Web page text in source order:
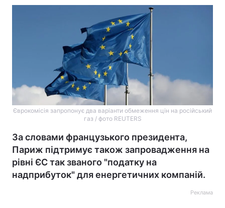
Єврокомісія запропонує два варіанти обмеження цін на російський
газ / фото REUTERS
За словами французького президента,
Париж підтримує також запровадження на
рівні ЄС так званого "податку на
надприбуток" для енергетичних компаній.
Реклама